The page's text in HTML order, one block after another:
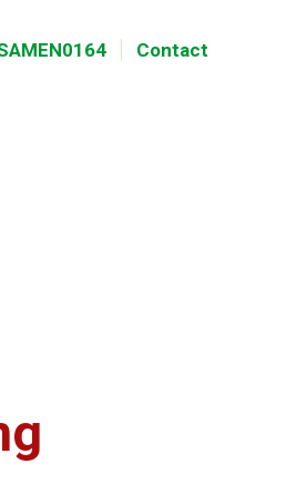
Contact